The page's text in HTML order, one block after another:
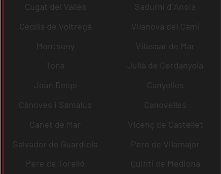
Cugat del Vallès
Sadurní d´Anoia
Cecília de Voltregà
Vilanova del Camí
Montseny
Vilassar de Mar
Tona
Julià de Cerdanyola
Joan Despí
Canyelles
Cànoves i Samalús
Canovelles
Canet de Mar
Vicenç de Castellet
Salvador de Guardiola
Pere de Vilamajor
Pere de Torelló
Quintí de Mediona